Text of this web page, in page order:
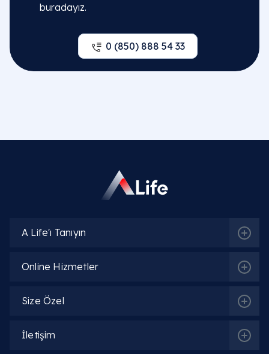
Jinekoloji | Kadın Doğum Hastalıkları
Kadın Doğum Acil | Poliklinik
buradayız.
0 (850) 888 54 33
A Life'ı Tanıyın
Online Hizmetler
Size Özel
İletişim